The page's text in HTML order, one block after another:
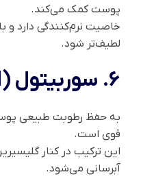
پوست کمک می‌کند.
خاصیت نرم‌کنندگی دارد
لطیف‌تر شود.
6. سوربیتول (Sorbitol)
به حفظ رطوبت طبیعی
قوی است.
این ترکیب در کنار
آبرسانی می‌شود.